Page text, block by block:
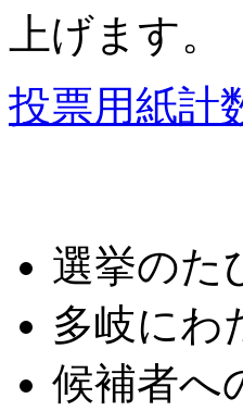
上げます。
投票用紙計
選挙のた
多岐にわ
候補者へ